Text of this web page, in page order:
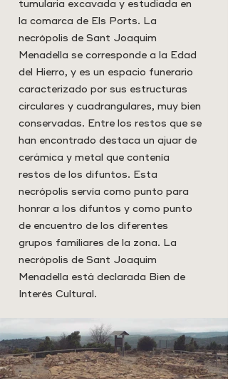
tumularia excavada y estudiada en
la comarca de Els Ports. La
necrópolis de Sant Joaquim
Menadella se corresponde a la Edad
del Hierro, y es un espacio funerario
caracterizado por sus estructuras
circulares y cuadrangulares, muy bien
conservadas. Entre los restos que se
han encontrado destaca un ajuar de
cerámica y metal que contenía
restos de los difuntos. Esta
necrópolis servía como punto para
honrar a los difuntos y como punto
de encuentro de los diferentes
grupos familiares de la zona. La
necrópolis de Sant Joaquim
Menadella está declarada Bien de
Interés Cultural.